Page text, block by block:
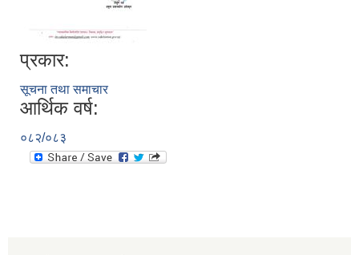
प्रकार:
सूचना तथा समाचार
आर्थिक वर्ष:
०८२/०८३